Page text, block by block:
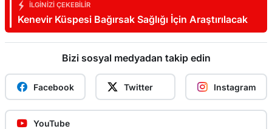
İLGINIZI ÇEKEBILIR
Kenevir Küspesi Bağırsak Sağlığı İçin Araştırılacak
Bizi sosyal medyadan takip edin
Facebook Twitter Instagram
YouTube